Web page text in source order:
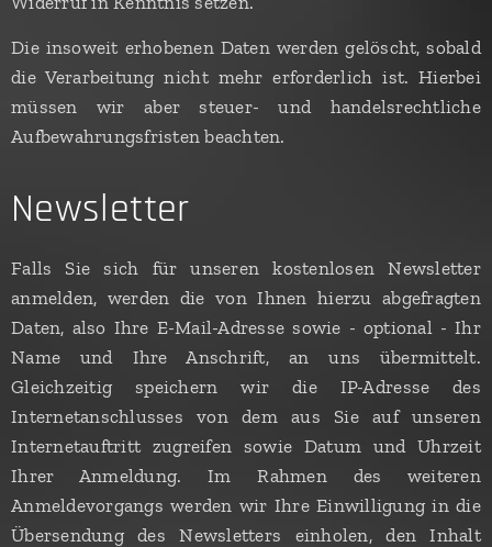
Die insoweit erhobenen Daten werden gelöscht, sobald
die Verarbeitung nicht mehr erforderlich ist. Hierbei
müssen wir aber steuer- und handelsrechtliche
Aufbewahrungsfristen beachten.
Newsletter
Falls Sie sich für unseren kostenlosen Newsletter
anmelden, werden die von Ihnen hierzu abgefragten
Daten, also Ihre E-Mail-Adresse sowie - optional - Ihr
Name und Ihre Anschrift, an uns übermittelt.
Gleichzeitig speichern wir die IP-Adresse des
Internetanschlusses von dem aus Sie auf unseren
Internetauftritt zugreifen sowie Datum und Uhrzeit
Ihrer Anmeldung. Im Rahmen des weiteren
Anmeldevorgangs werden wir Ihre Einwilligung in die
Übersendung des Newsletters einholen, den Inhalt